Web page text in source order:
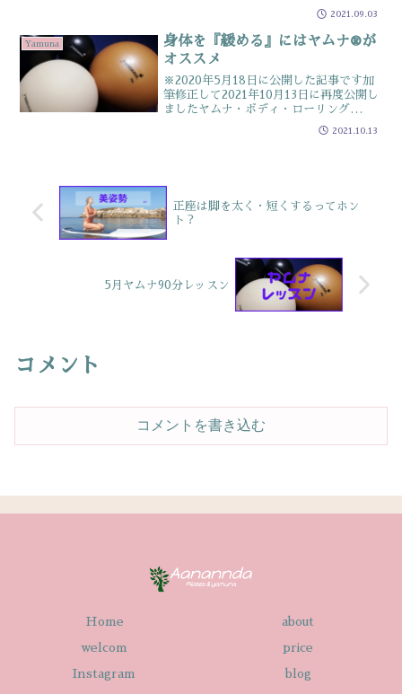
を重視される人も多く物足りない感を感
じられる人がいらっしゃるのもまた事実
※昔の私はそうでした実際は、バランス
よく体幹を整えていくため...
2021.09.03
Yamuna
身体を『緩める』にはヤムナ®が
オススメ
※2020年5月18日に公開した記事です加
筆修正して2021年10月13日に再度公開し
ましたヤムナ・ボディ・ローリング
（YBR®）というボディワークをご存じ
ですか？YBR®は、痛みやストレスなど
2021.10.13
正座は脚を太く・短くするってホン
ト？
5月ヤムナ90分レッスン
コメント
コメントを書き込む
Home about
welcom price
Instagram blog